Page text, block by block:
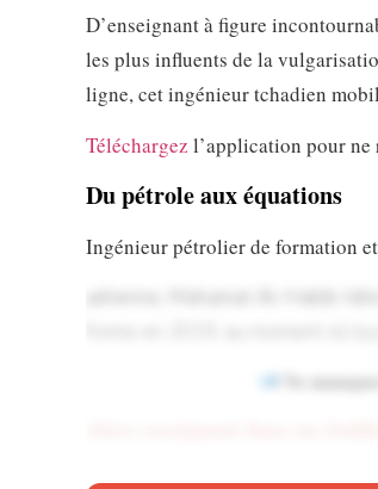
D’enseignant à figure
les plus influents de la
ligne, cet ingénieur tchadien
Téléchargez l’application pour ne
Du pétrole aux équations
Ingénieur pétrolier de formation
Ne